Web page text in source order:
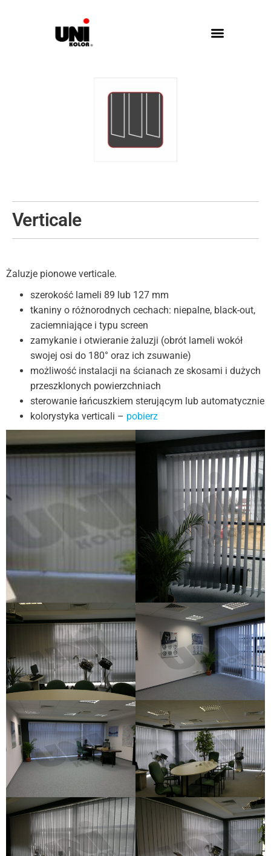
Verticale
Żaluzje pionowe verticale.
szerokość lameli 89 lub 127 mm
tkaniny o różnorodnych cechach: niepalne, black-out,
zaciemniające i typu screen
zamykanie i otwieranie żaluzji (obrót lameli wokół
swojej osi do 180° oraz ich zsuwanie)
możliwość instalacji na ścianach ze skosami i dużych
przeszklonych powierzchniach
sterowanie łańcuszkiem sterującym lub automatycznie
kolorystyka verticali – pobierz